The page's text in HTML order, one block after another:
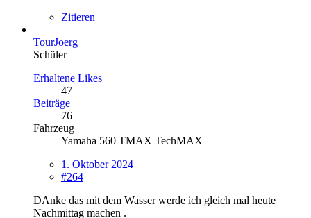
Zitieren
TourJoerg
Schüler
Erhaltene Likes
47
Beiträge
76
Fahrzeug
Yamaha 560 TMAX TechMAX
1. Oktober 2024
#264
DAnke das mit dem Wasser werde ich gleich mal heute
Nachmittag machen .